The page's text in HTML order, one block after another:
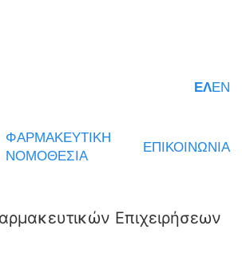
ΕΛEN
ΦΑΡΜΑΚΕΥΤΙΚΗ
ΝΟΜΟΘΕΣΙΑ
ΕΠΙΚΟΙΝΩΝΙΑ
Επιχειρήσεων